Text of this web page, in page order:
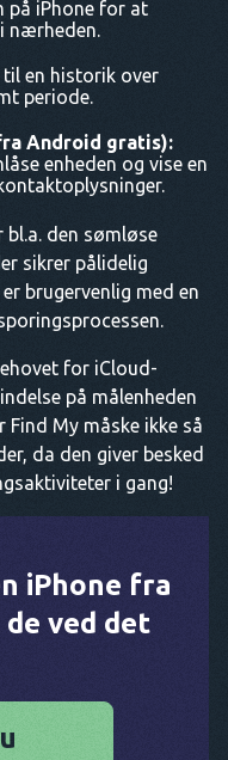
på iPhone for at
nærheden.
til en historik over
periode.
Android gratis):
enheden og vise en
bl.a. den sømløse
sikrer pålidelig
brugervenlig med en
for iCloud-
på målenheden
My måske ikke så
da den giver besked
i gang!
iPhone fra
ved det